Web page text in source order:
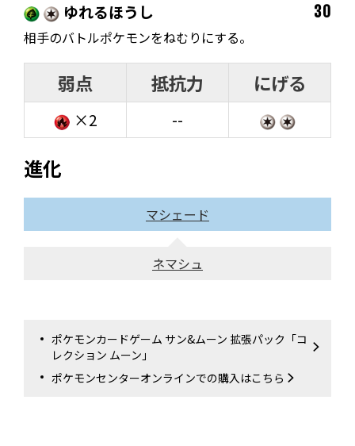
ゆれるほうし
30
相手のバトルポケモンをねむりにする。
弱点 抵抗力 にげる
×2 --
進化
マシェード
ネマシュ
ポケモンカードゲーム サン&ムーン 拡張パック「コ
レクション ムーン」
ポケモンセンターオンラインでの購入はこちら